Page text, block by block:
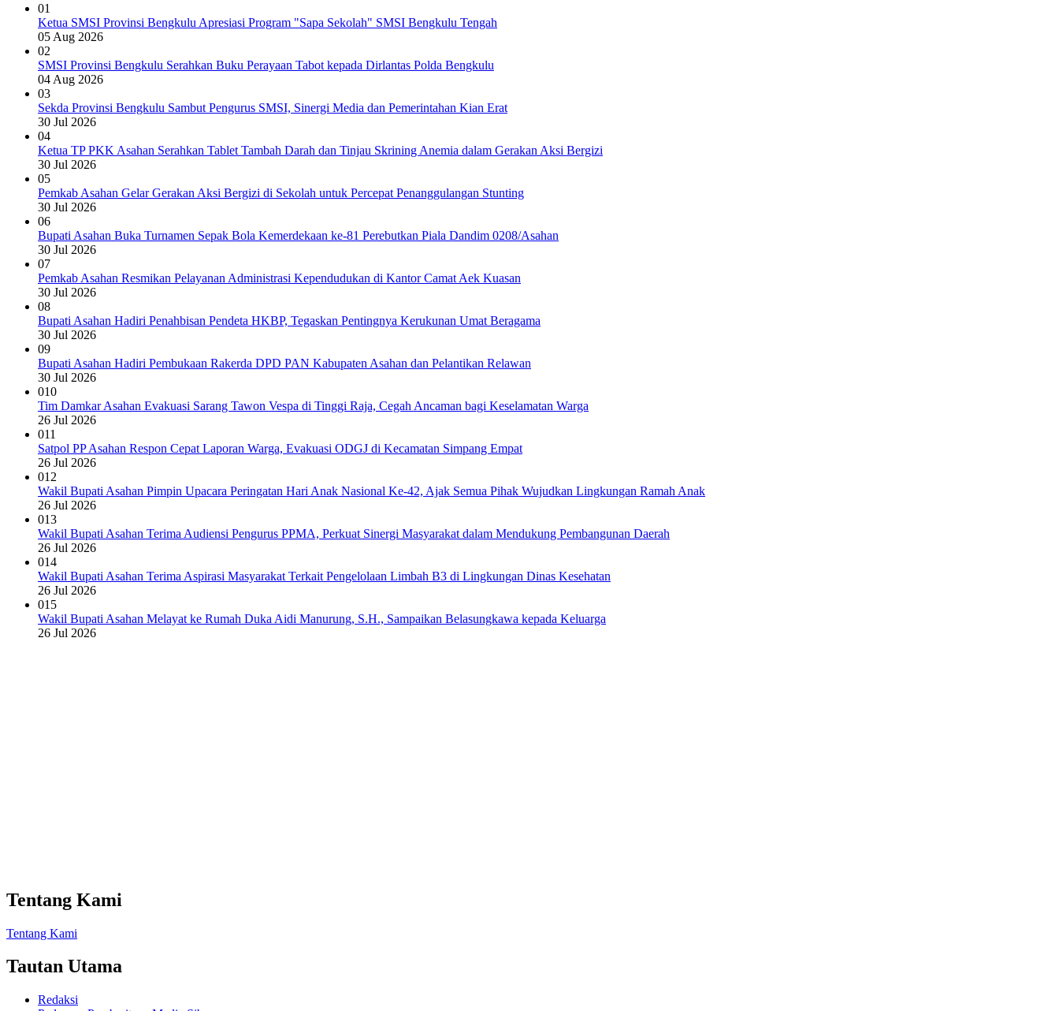
01
Ketua SMSI Provinsi Bengkulu Apresiasi Program "Sapa Sekolah" SMSI Bengkulu Tengah
05 Aug 2026
02
SMSI Provinsi Bengkulu Serahkan Buku Perayaan Tabot kepada Dirlantas Polda Bengkulu
04 Aug 2026
03
Sekda Provinsi Bengkulu Sambut Pengurus SMSI, Sinergi Media dan Pemerintahan Kian Erat
30 Jul 2026
04
Ketua TP PKK Asahan Serahkan Tablet Tambah Darah dan Tinjau Skrining Anemia dalam Gerakan Aksi Bergizi
30 Jul 2026
05
Pemkab Asahan Gelar Gerakan Aksi Bergizi di Sekolah untuk Percepat Penanggulangan Stunting
30 Jul 2026
06
Bupati Asahan Buka Turnamen Sepak Bola Kemerdekaan ke-81 Perebutkan Piala Dandim 0208/Asahan
30 Jul 2026
07
Pemkab Asahan Resmikan Pelayanan Administrasi Kependudukan di Kantor Camat Aek Kuasan
30 Jul 2026
08
Bupati Asahan Hadiri Penahbisan Pendeta HKBP, Tegaskan Pentingnya Kerukunan Umat Beragama
30 Jul 2026
09
Bupati Asahan Hadiri Pembukaan Rakerda DPD PAN Kabupaten Asahan dan Pelantikan Relawan
30 Jul 2026
010
Tim Damkar Asahan Evakuasi Sarang Tawon Vespa di Tinggi Raja, Cegah Ancaman bagi Keselamatan Warga
26 Jul 2026
011
Satpol PP Asahan Respon Cepat Laporan Warga, Evakuasi ODGJ di Kecamatan Simpang Empat
26 Jul 2026
012
Wakil Bupati Asahan Pimpin Upacara Peringatan Hari Anak Nasional Ke-42, Ajak Semua Pihak Wujudkan Lingkungan Ramah Anak
26 Jul 2026
013
Wakil Bupati Asahan Terima Audiensi Pengurus PPMA, Perkuat Sinergi Masyarakat dalam Mendukung Pembangunan Daerah
26 Jul 2026
014
Wakil Bupati Asahan Terima Aspirasi Masyarakat Terkait Pengelolaan Limbah B3 di Lingkungan Dinas Kesehatan
26 Jul 2026
015
Wakil Bupati Asahan Melayat ke Rumah Duka Aidi Manurung, S.H., Sampaikan Belasungkawa kepada Keluarga
26 Jul 2026
Tentang Kami
Tentang Kami
Tautan Utama
Redaksi